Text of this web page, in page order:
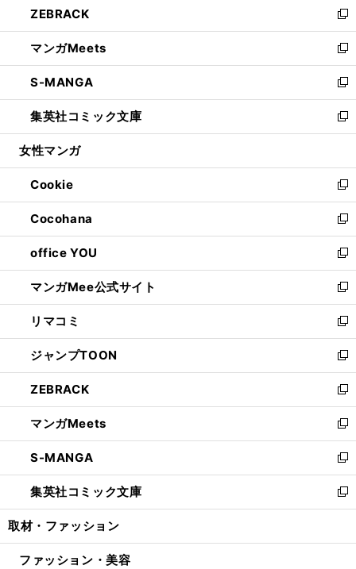
く
で
開
く
ド
ウ
で
開
く
ィ
ン
ド
ウ
で
開
く
い
ウ
ィ
ン
ド
ウ
で
開
ZEBRACK
新
し
い
ウ
ィ
ン
ド
ウ
開
く
マンガMeets
新
し
い
ウ
ィ
ン
ウ
で
開
く
S-MANGA
新
し
い
ウ
ン
ド
ウ
で
開
く
集英社コミック文庫
新
し
ウ
ィ
ン
ド
ウ
で
開
く
女性マンガ
Cookie
新
し
い
ウ
ィ
ン
ド
ウ
で
開
く
Cocohana
新
し
い
ウ
ィ
ン
ド
ウ
で
開
く
office YOU
新
し
い
ウ
ィ
ン
ド
ウ
で
開
く
マンガMee公式サイト
新
し
い
ウ
ィ
ン
ド
ウ
で
開
く
リマコミ
新
し
い
ウ
ィ
ン
ド
ウ
で
開
く
ジャンプTOON
新
し
い
ウ
ィ
ン
ド
ウ
で
開
ZEBRACK
新
し
い
ウ
ィ
ン
ド
ウ
開
マンガMeets
新
し
い
ウ
ィ
ン
ウ
S-MANGA
新
し
い
ウ
ン
集英社コミック文庫
新
し
ウ
取材・ファッション
ファッション・美容